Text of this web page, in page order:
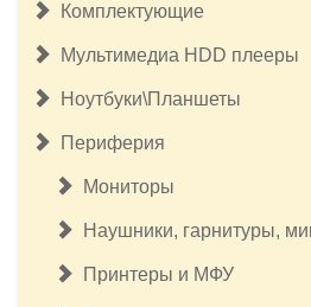
Комплектующие
Мультимедиа HDD плееры
Ноутбуки\Планшеты
Периферия
Мониторы
Наушники, гарнитуры,
Принтеры и МФУ